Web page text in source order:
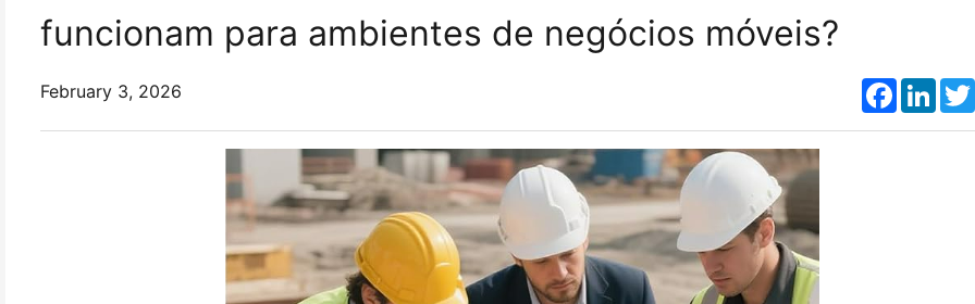
funcionam para ambientes de negócios móveis?
February 3, 2026